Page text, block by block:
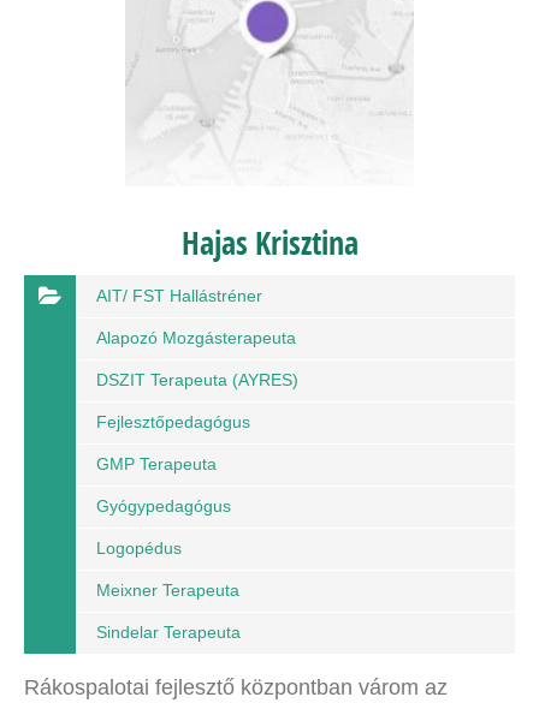
Hajas Krisztina
AIT/ FST Hallástréner
Alapozó Mozgásterapeuta
DSZIT Terapeuta (AYRES)
Fejlesztőpedagógus
GMP Terapeuta
Gyógypedagógus
Logopédus
Meixner Terapeuta
Sindelar Terapeuta
Rákospalotai fejlesztő központban várom az